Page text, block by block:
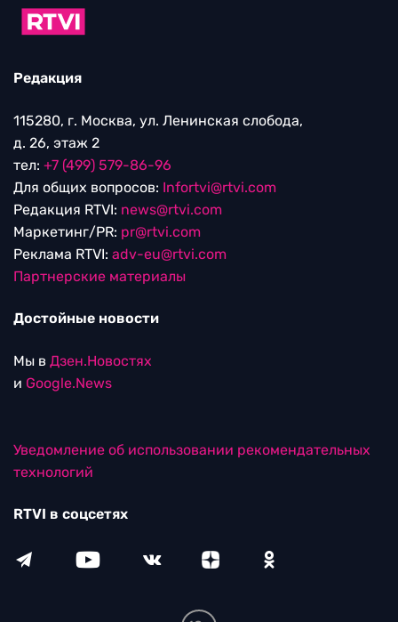
Редакция
115280, г. Москва, ул. Ленинская слобода,
д. 26, этаж 2
тел: +7 (499) 579-86-96
Для общих вопросов: Infortvi@rtvi.com
Редакция RTVI: news@rtvi.com
Маркетинг/PR: pr@rtvi.com
Реклама RTVI: adv-eu@rtvi.com
Партнерские материалы
Достойные новости
Мы в Дзен.Новостях
и Google.News
Уведомление об использовании рекомендательных
технологий
RTVI в соцсетях